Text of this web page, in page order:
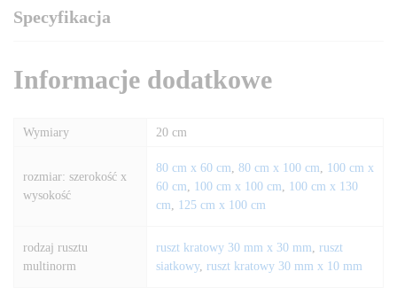
Specyfikacja
Informacje dodatkowe
Wymiary 20 cm
rozmiar: szerokość x
wysokość
80 cm x 60 cm 80 cm x 100 cm
100 cm x
60 cm
100 cm x 100 cm
100 cm x 130
cm
125 cm x 100 cm
rodzaj rusztu
multinorm
ruszt kratowy 30 mm x 30 mm
ruszt
siatkowy, ruszt kratowy 30 mm x 10 mm